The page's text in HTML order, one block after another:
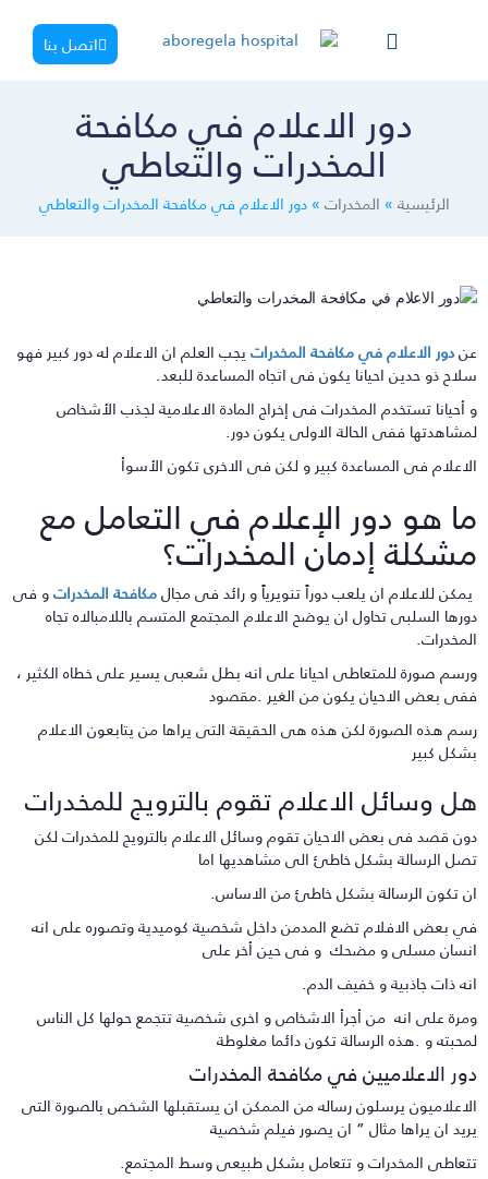
اتصل بنا
دور الاعلام في مكافحة
المخدرات والتعاطي
الرئيسية»المخدرات»دور الاعلام في مكافحة المخدرات والتعاطي
دور الاعلام في مكافحة المخدراتيجب العلم ان الاعلام له دور كبير فهو
ذو حدين احيانا يكون فى اتجاه المساعدة للبعد.
أحيانا تستخدم المخدرات فى إخراج المادة الاعلامية لجذب الأشخاص
ففى الحالة الاولى يكون دور.
فى المساعدة كبير و لكن فى الاخرى تكون الأسوأ
هو دور الإعلام في التعامل مع
إدمان المخدرات؟
للاعلام ان يلعب دوراً تنويرياً و رائد فى مجالمكافحة المخدراتو فى
السلبى تحاول ان يوضح الاعلام المجتمع المتسم باللامبالاه تجاه
صورة للمتعاطى احيانا على انه بطل شعبى يسير على خطاه الكثير ،
بعض الاحيان يكون من الغير .مقصود
هذه الصورة لكن هذه هى الحقيقة التى يراها من يتابعون الاعلام
كبير
وسائل الاعلام تقوم بالترويج للمخدرات
قصد فى بعض الاحيان تقوم وسائل الاعلام بالترويج للمخدرات لكن
الرسالة بشكل خاطئ الى مشاهديها اما
تكون الرسالة بشكل خاطئ من الاساس.
بعض الافلام تضع المدمن داخل شخصية كوميدية وتصوره على انه
مسلى و مضحك و فى حين أخر على
ذات جاذبية و خفيف الدم.
على انه من أجرأ الاشخاص و اخرى شخصية تتجمع حولها كل الناس
و .هذه الرسالة تكون دائما مغلوطة
الاعلاميين في مكافحة المخدرات
يرسلون رساله من الممكن ان يستقبلها الشخص بالصورة التى
ان يراها مثال ” ان يصور فيلم شخصية
المخدرات و تتعامل بشكل طبيعى وسط المجتمع.